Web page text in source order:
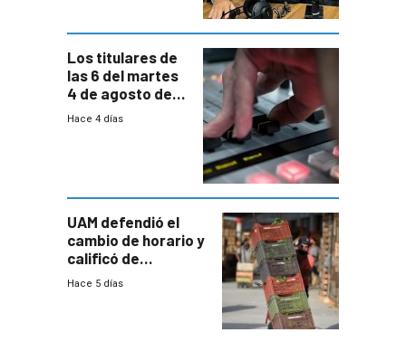
Los titulares de
las 6 del martes
4 de agosto de
2026
Hace 4 días
UAM defendió el
cambio de horario y
calificó de
“desproporcionado”
Hace 5 días